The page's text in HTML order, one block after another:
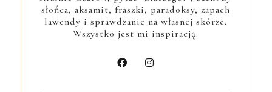
słońca, aksamit, fraszki, paradoksy, zapach
lawendy i sprawdzanie na własnej skórze.
Wszystko jest mi inspiracją.